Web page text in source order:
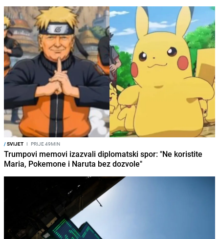
/SVIJET I PRIJE 49MIN
Trumpovi memovi izazvali diplomatski spor: "Ne koristite
Maria, Pokemone i Naruta bez dozvole"